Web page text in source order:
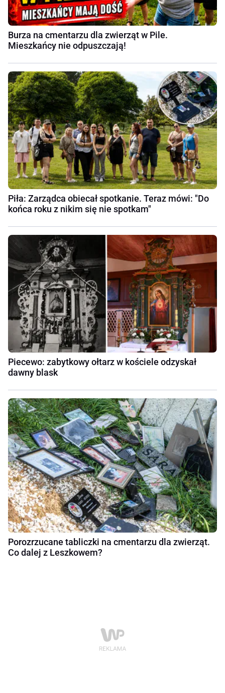
Burza na cmentarzu dla zwierząt w Pile.
Mieszkańcy nie odpuszczają!
Piła: Zarządca obiecał spotkanie. Teraz mówi: "Do
końca roku z nikim się nie spotkam"
Piecewo: zabytkowy ołtarz w kościele odzyskał
dawny blask
Porozrzucane tabliczki na cmentarzu dla zwierząt.
Co dalej z Leszkowem?